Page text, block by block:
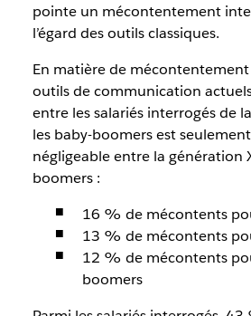
pointe un mécontentement
l’égard des outils classiques.
En matière de mécontentement
outils de communication
entre les salariés interrogés de
les baby-boomers est
négligeable entre la génération
boomers :
16 % de mécontents
13 % de mécontents
12 % de mécontents
boomers